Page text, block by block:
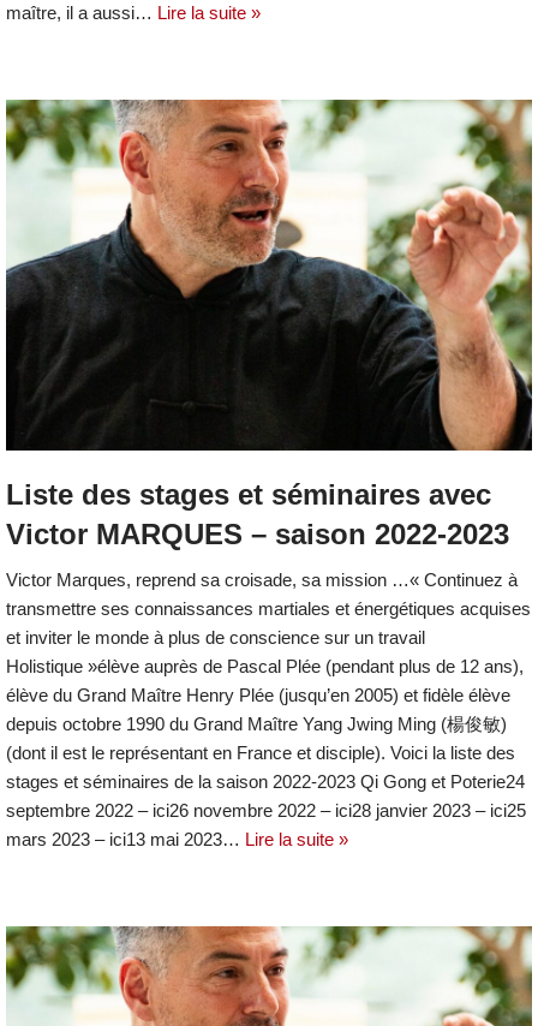
maître, il a aussi… Lire la suite »
Liste des stages et séminaires avec
Victor MARQUES – saison 2022-2023
Victor Marques, reprend sa croisade, sa mission …« Continuez à
transmettre ses connaissances martiales et énergétiques acquises
et inviter le monde à plus de conscience sur un travail
Holistique »élève auprès de Pascal Plée (pendant plus de 12 ans),
élève du Grand Maître Henry Plée (jusqu’en 2005) et fidèle élève
depuis octobre 1990 du Grand Maître Yang Jwing Ming (楊俊敏)
(dont il est le représentant en France et disciple). Voici la liste des
stages et séminaires de la saison 2022-2023 Qi Gong et Poterie24
septembre 2022 – ici26 novembre 2022 – ici28 janvier 2023 – ici25
mars 2023 – ici13 mai 2023… Lire la suite »